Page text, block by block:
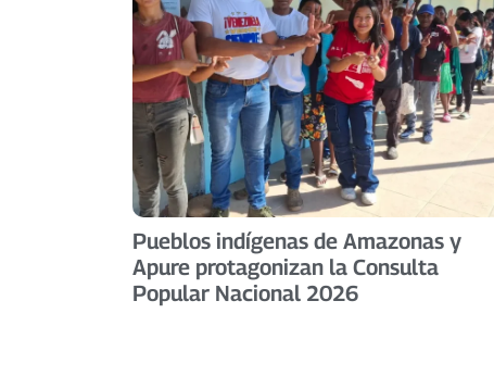
Pueblos indígenas de Amazonas y
Apure protagonizan la Consulta
Popular Nacional 2026